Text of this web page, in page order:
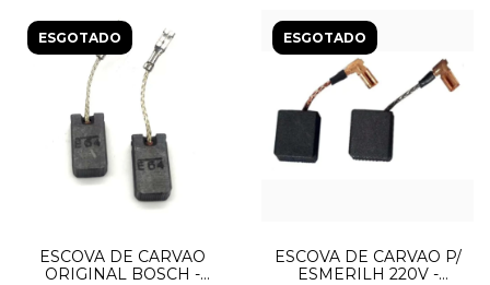
ESGOTADO
ESCOVA DE CARVAO
ORIGINAL BOSCH -
ESGOTADO
ESCOVA DE CARVAO P/
ESMERILH 220V -